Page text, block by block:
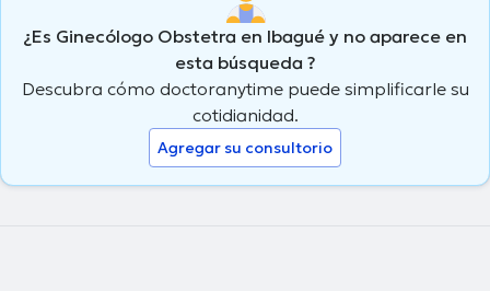
¿Es Ginecólogo Obstetra en Ibagué y no aparece en
esta búsqueda ?
Descubra cómo doctoranytime puede simplificarle su
cotidianidad.
Agregar su consultorio